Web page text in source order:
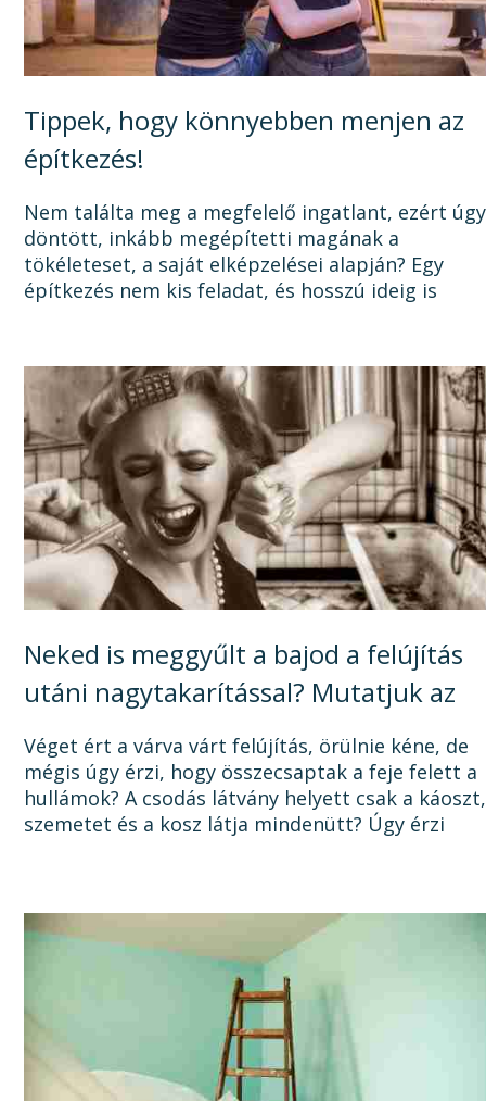
Tippek, hogy könnyebben menjen az
építkezés!
Nem találta meg a megfelelő ingatlant, ezért úgy
döntött, inkább megépítetti magának a
tökéleteset, a saját elképzelései alapján? Egy
építkezés nem kis feladat, és hosszú ideig is
Neked is meggyűlt a bajod a felújítás
utáni nagytakarítással? Mutatjuk az
okát, és a megoldást!
Véget ért a várva várt felújítás, örülnie kéne, de
mégis úgy érzi, hogy összecsaptak a feje felett a
hullámok? A csodás látvány helyett csak a káoszt,
szemetet és a kosz látja mindenütt? Úgy érzi